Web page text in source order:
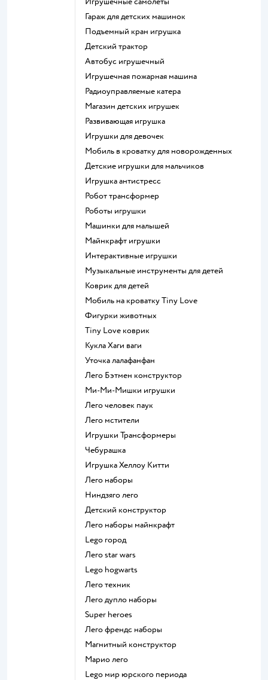
Гараж для детских машинок
Подъемный кран игрушка
Детский трактор
Автобус игрушечный
Игрушечная пожарная машина
Радиоуправляемые катера
Магазин детских игрушек
Развивающая игрушка
Игрушки для девочек
Мобиль в кроватку для новорожденных
Детские игрушки для мальчиков
Игрушка антистресс
Робот трансформер
Роботы игрушки
Машинки для малышей
Майнкрафт игрушки
Интерактивные игрушки
Музыкальные инструменты для детей
Коврик для детей
Мобиль на кроватку Tiny Love
Фигурки животных
Tiny Love коврик
Кукла Хаги ваги
Уточка лалафанфан
Лего Бэтмен конструктор
Ми-Ми-Мишки игрушки
Лего человек паук
Лего мстители
Игрушки Трансформеры
Чебурашка
Игрушка Хеллоу Китти
Лего наборы
Ниндзяго лего
Детский конструктор
Лего наборы майнкрафт
Lego город
Лего star wars
Lego hogwarts
Лего техник
Лего дупло наборы
Super heroes
Лего френдс наборы
Магнитный конструктор
Марио лего
Lego мир юрского периода